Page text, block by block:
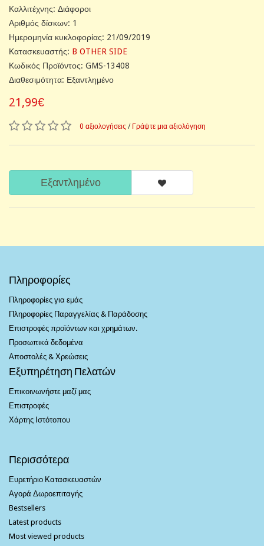
Καλλιτέχνης: Διάφοροι
Αριθμός δίσκων: 1
Ημερομηνία κυκλοφορίας: 21/09/2019
Κατασκευαστής: B OTHER SIDE
Κωδικός Προϊόντος: GMS-13408
Διαθεσιμότητα: Εξαντλημένο
21,99€
0 αξιολογήσεις / Γράψτε μια αξιολόγηση
Εξαντλημένο
Πληροφορίες
Πληροφορίες για εμάς
Πληροφορίες Παραγγελίας & Παράδοσης
Επιστροφές προϊόντων και χρημάτων.
Προσωπικά δεδομένα
Αποστολές & Χρεώσεις
Εξυπηρέτηση Πελατών
Επικοινωνήστε μαζί μας
Επιστροφές
Χάρτης Ιστότοπου
Περισσότερα
Ευρετήριο Κατασκευαστών
Αγορά Δωροεπιταγής
Bestsellers
Latest products
Most viewed products